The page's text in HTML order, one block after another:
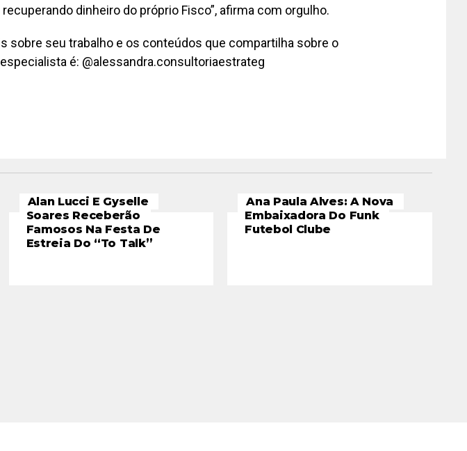
dinheiro do próprio Fisco”, afirma com orgulho.
sobre seu trabalho e os conteúdos que compartilha sobre o
é: @alessandra.consultoriaestrateg
Alan Lucci E Gyselle
Soares Receberão
Famosos Na Festa De
Estreia Do “To Talk”
Ana Paula Alves: A Nova
Embaixadora Do Funk
Futebol Clube